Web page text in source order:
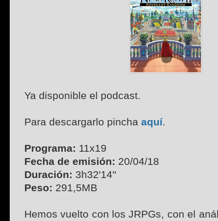
Ya disponible el podcast.
Para descargarlo pincha aquí.
Programa: 11x19
Fecha de emisión: 20/04/18
Duración: 3h32'14''
Peso: 291,5MB
Hemos vuelto con los JRPGs, con el